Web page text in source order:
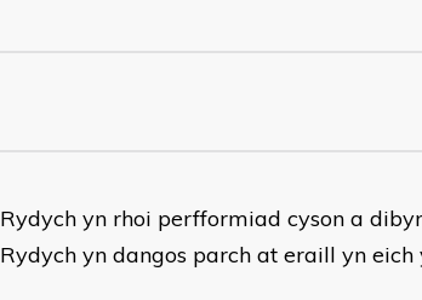
Rydych yn rhoi perfformiad cyson a
Rydych yn dangos parch at eraill yn